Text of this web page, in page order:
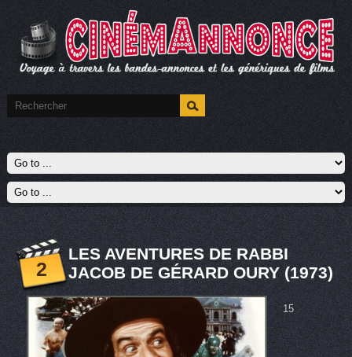
2
LES AVENTURES DE RABBI
JACOB DE GÉRARD OURY (1973)
15